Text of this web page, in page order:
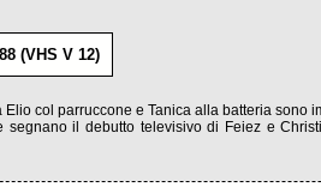
(VHS V 12)
col parruccone e Tanica alla batteria sono
il debutto televisivo di Feiez e